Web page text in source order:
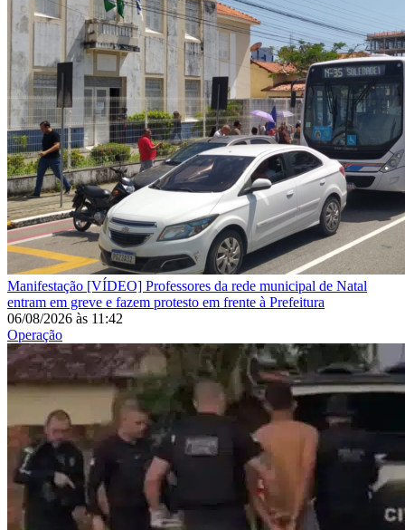
Manifestação [VÍDEO] Professores da rede municipal de Natal
entram em greve e fazem protesto em frente à Prefeitura
06/08/2026 às 11:42
Operação